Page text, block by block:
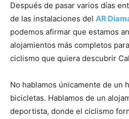
Después de pasar varios días
de las instalaciones del AR
podemos afirmar que estamos
alojamientos más completos
ciclismo que quiera descubrir
No hablamos únicamente de un
bicicletas. Hablamos de un
deportista, donde el ciclismo